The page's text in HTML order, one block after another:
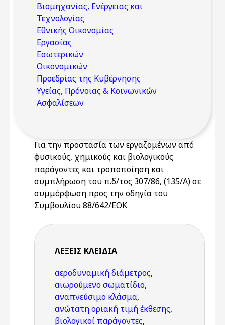
Βιομηχανίας, Ενέργειας και
Τεχνολογίας
Εθνικής Οικονομίας
Εργασίας
Εσωτερικών
Οικονομικών
Προεδρίας της Κυβέρνησης
Υγείας, Πρόνοιας & Κοινωνικών
Ασφαλίσεων
Για την προστασία των εργαζομένων από
φυσικούς, χημικούς και βιολογικούς
παράγοντες και τροποποίηση και
συμπλήρωση του π.δ/τος 307/86, (135/Α) σε
συμμόρφωση προς την οδηγία του
Συμβουλίου 88/642/ΕΟΚ
ΛΈΞΕΙΣ KΛΕΙΔΙΆ
αεροδυναμική διάμετρος,
αιωρούμενο σωματίδιο,
αναπνεύσιμο κλάσμα,
ανώτατη οριακή τιμή έκθεσης,
βιολογικοί παράγοντες,